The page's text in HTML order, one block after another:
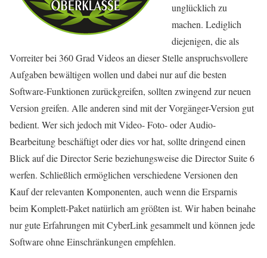
unglücklich zu
machen. Lediglich
diejenigen, die als
Vorreiter bei 360 Grad Videos an dieser Stelle anspruchsvollere
Aufgaben bewältigen wollen und dabei nur auf die besten
Software-Funktionen zurückgreifen, sollten zwingend zur neuen
Version greifen. Alle anderen sind mit der Vorgänger-Version gut
bedient. Wer sich jedoch mit Video- Foto- oder Audio-
Bearbeitung beschäftigt oder dies vor hat, sollte dringend einen
Blick auf die Director Serie beziehungsweise die Director Suite 6
werfen. Schließlich ermöglichen verschiedene Versionen den
Kauf der relevanten Komponenten, auch wenn die Ersparnis
beim Komplett-Paket natürlich am größten ist. Wir haben beinahe
nur gute Erfahrungen mit CyberLink gesammelt und können jede
Software ohne Einschränkungen empfehlen.